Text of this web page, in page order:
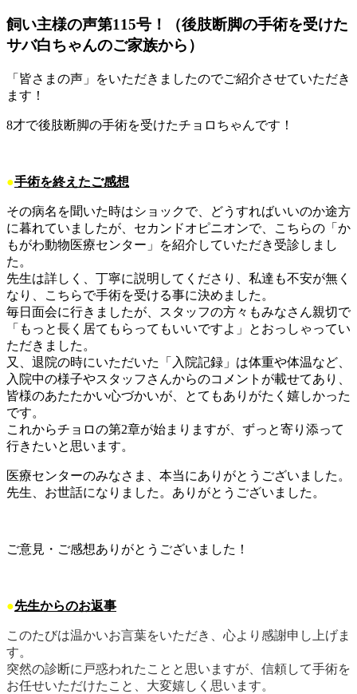
飼い主様の声第115号！（後肢断脚の手術を受けた
サバ白ちゃんのご家族から）
「皆さまの声」をいただきましたのでご紹介させていただき
ます！
8才で後肢断脚の手術を受けたチョロちゃんです！
●手術を終えたご感想
その病名を聞いた時はショックで、どうすればいいのか途方
に暮れていましたが、セカンドオピニオンで、こちらの「か
もがわ動物医療センター」を紹介していただき受診しまし
た。
先生は詳しく、丁寧に説明してくださり、私達も不安が無く
なり、こちらで手術を受ける事に決めました。
毎日面会に行きましたが、スタッフの方々もみなさん親切で
「もっと長く居てもらってもいいですよ」とおっしゃってい
ただきました。
又、退院の時にいただいた「入院記録」は体重や体温など、
入院中の様子やスタッフさんからのコメントが載せてあり、
皆様のあたたかい心づかいが、とてもありがたく嬉しかった
です。
これからチョロの第2章が始まりますが、ずっと寄り添って
行きたいと思います。
医療センターのみなさま、本当にありがとうございました。
先生、お世話になりました。ありがとうございました。
ご意見・ご感想ありがとうございました！
●先生からのお返事
このたびは温かいお言葉をいただき、心より感謝申し上げま
す。
突然の診断に戸惑われたことと思いますが、信頼して手術を
お任せいただけたこと、大変嬉しく思います。